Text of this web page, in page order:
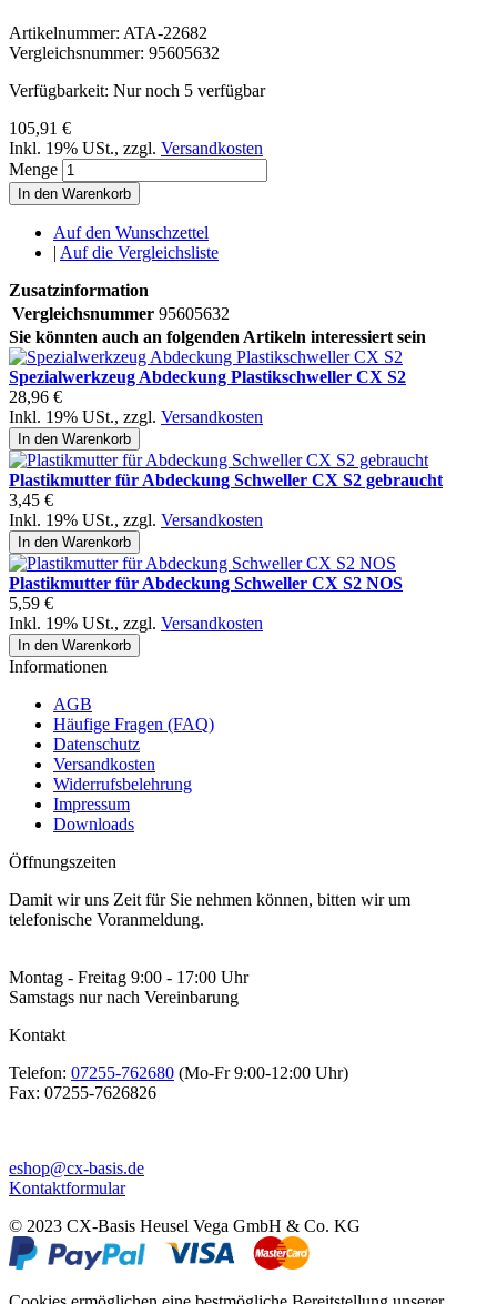
Artikelnummer: ATA-22682
Vergleichsnummer: 95605632
Verfügbarkeit: Nur noch 5 verfügbar
105,91 €
Inkl. 19% USt., zzgl. Versandkosten
Menge
In den Warenkorb
Auf den Wunschzettel
| Auf die Vergleichsliste
Zusatzinformation
Vergleichsnummer 95605632
Sie könnten auch an folgenden Artikeln interessiert sein
Spezialwerkzeug Abdeckung Plastikschweller CX S2
28,96 €
Inkl. 19% USt., zzgl. Versandkosten
In den Warenkorb
Plastikmutter für Abdeckung Schweller CX S2 gebraucht
3,45 €
Inkl. 19% USt., zzgl. Versandkosten
In den Warenkorb
Plastikmutter für Abdeckung Schweller CX S2 NOS
5,59 €
Inkl. 19% USt., zzgl. Versandkosten
In den Warenkorb
Informationen
AGB
Häufige Fragen (FAQ)
Datenschutz
Versandkosten
Widerrufsbelehrung
Impressum
Downloads
Öffnungszeiten
Damit wir uns Zeit für Sie nehmen können, bitten wir um
telefonische Voranmeldung.
Montag - Freitag 9:00 - 17:00 Uhr
Samstags nur nach Vereinbarung
Kontakt
Telefon: 07255-762680 (Mo-Fr 9:00-12:00 Uhr)
Fax: 07255-7626826
eshop@cx-basis.de
Kontaktformular
© 2023 CX-Basis Heusel Vega GmbH & Co. KG